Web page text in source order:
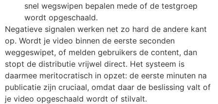
snel wegswipen bepalen mede of de testgroep
wordt opgeschaald.
Negatieve signalen werken net zo hard de andere kant
op. Wordt je video binnen de eerste seconden
weggeswipet, of melden gebruikers de content, dan
stopt de distributie vrijwel direct. Het systeem is
daarmee meritocratisch in opzet: de eerste minuten na
publicatie zijn cruciaal, omdat daar de beslissing valt of
je video opgeschaald wordt of stilvalt.